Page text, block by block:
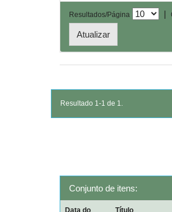
Resultados/Página |
Resultado 1-1 de 1.
Conjunto de itens:
Data do Título